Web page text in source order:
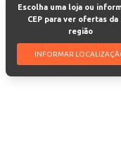
Escolha uma loja ou
CEP para ver ofertas da
região
INFORMAR